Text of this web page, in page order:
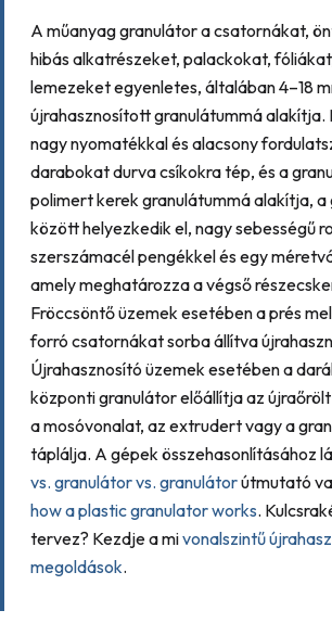
A műanyag granulátor a csatornákat,
hibás alkatrészeket, palackokat,
lemezeket egyenletes, általában 4–18
újrahasznosított granulátummá alakítja.
nagy nyomatékkal és alacsony
darabokat durva csíkokra tép, és a
polimert kerek granulátummá alakítja, a
között helyezkedik el, nagy sebességű
szerszámacél pengékkel és egy
amely meghatározza a végső
Fröccsöntő üzemek esetében a prés
forró csatornákat sorba állítva
Újrahasznosító üzemek esetében a
központi granulátor előállítja az
a mosóvonalat, az extrudert vagy a
táplálja. A gépek összehasonlításához
vs. granulátor vs. granulátorútmutató
how a plastic granulator works.
tervez? Kezdje a mivonalszintű
megoldások.